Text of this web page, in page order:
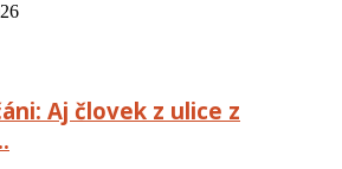
Aj človek z ulice z